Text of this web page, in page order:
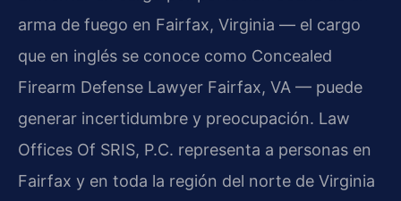
arma de fuego en Fairfax, Virginia — el cargo
que en inglés se conoce como Concealed
Firearm Defense Lawyer Fairfax, VA — puede
generar incertidumbre y preocupación. Law
Offices Of SRIS, P.C. representa a personas en
Fairfax y en toda la región del norte de Virginia